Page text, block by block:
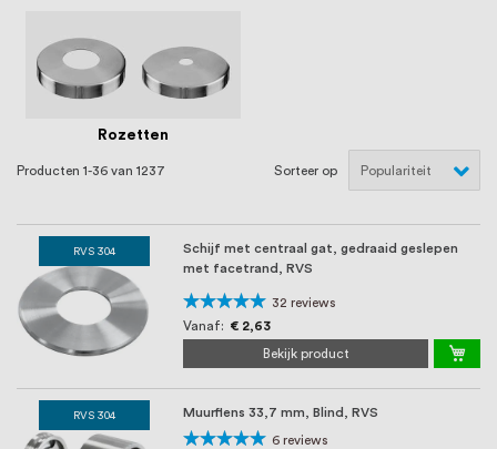
Rozetten
Producten 1-36 van 1237 Sorteer op
RVS 304
Schijf met centraal gat, gedraaid geslepen
met facetrand, RVS
Waardering:
98%
32 reviews
Vanaf
€ 2,63
Bekijk product
RVS 304 Muurflens 33,7 mm, Blind, RVS
Waardering: 6 reviews